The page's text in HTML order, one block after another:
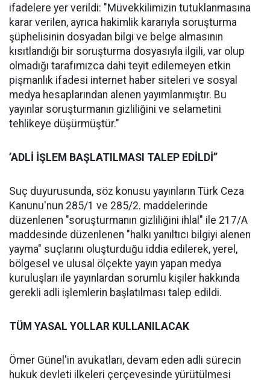
ifadelere yer verildi: "Müvekkilimizin tutuklanmasına
karar verilen, ayrıca hakimlik kararıyla soruşturma
şüphelisinin dosyadan bilgi ve belge almasının
kısıtlandığı bir soruşturma dosyasıyla ilgili, var olup
olmadığı tarafımızca dahi teyit edilemeyen etkin
pişmanlık ifadesi internet haber siteleri ve sosyal
medya hesaplarından alenen yayımlanmıştır. Bu
yayınlar soruşturmanın gizliliğini ve selametini
tehlikeye düşürmüştür."
’ADLİ İŞLEM BAŞLATILMASI TALEP EDİLDİ’’
Suç duyurusunda, söz konusu yayınların Türk Ceza
Kanunu'nun 285/1 ve 285/2. maddelerinde
düzenlenen "soruşturmanın gizliliğini ihlal" ile 217/A
maddesinde düzenlenen "halkı yanıltıcı bilgiyi alenen
yayma" suçlarını oluşturduğu iddia edilerek, yerel,
bölgesel ve ulusal ölçekte yayın yapan medya
kuruluşları ile yayınlardan sorumlu kişiler hakkında
gerekli adli işlemlerin başlatılması talep edildi.
TÜM YASAL YOLLAR KULLANILACAK
Ömer Günel'in avukatları, devam eden adli sürecin
hukuk devleti ilkeleri çerçevesinde yürütülmesi